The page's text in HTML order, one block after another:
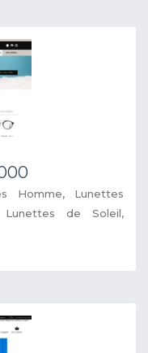
Homme, Lunettes
de Soleil,